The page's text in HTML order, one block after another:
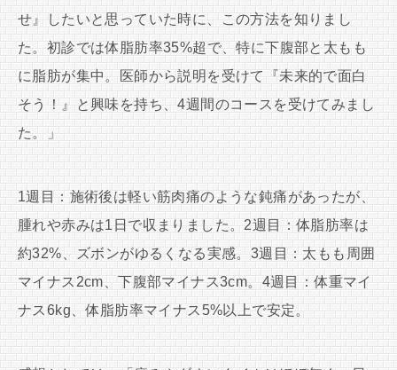
せ』したいと思っていた時に、この方法を知りまし
た。初診では体脂肪率35%超で、特に下腹部と太もも
に脂肪が集中。医師から説明を受けて『未来的で面白
そう！』と興味を持ち、4週間のコースを受けてみまし
た。」
1週目：施術後は軽い筋肉痛のような鈍痛があったが、
腫れや赤みは1日で収まりました。2週目：体脂肪率は
約32%、ズボンがゆるくなる実感。3週目：太もも周囲
マイナス2cm、下腹部マイナス3cm。4週目：体重マイ
ナス6kg、体脂肪率マイナス5%以上で安定。